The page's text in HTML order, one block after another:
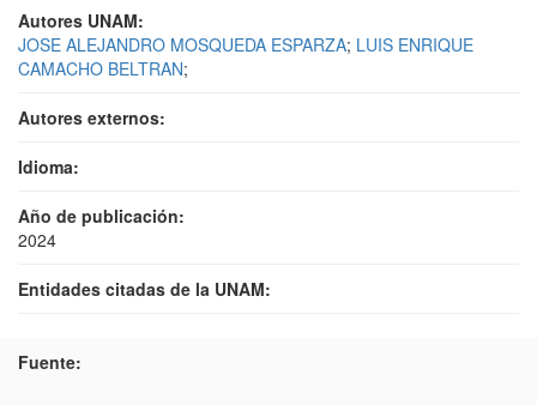
Autores UNAM:
JOSE ALEJANDRO MOSQUEDA ESPARZA; LUIS ENRIQUE
CAMACHO BELTRAN;
Autores externos:
Idioma:
Año de publicación:
2024
Entidades citadas de la UNAM:
Fuente: